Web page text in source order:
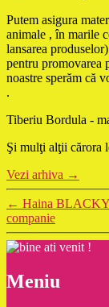
Putem asigura
animale , în marile
lansarea
pentru promovarea
noastre sperăm că
.
Tiberiu Bordula -
Şi mulţi alţii cărora
Vezi arhiva →
← Haina BLACKY
companie
Meniu